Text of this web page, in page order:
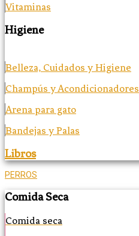
Vitaminas
Higiene
Belleza, Cuidados y Higiene
Champús y Acondicionadores
Arena para gato
Bandejas y Palas
Libros
PERROS
Comida Seca
Comida seca